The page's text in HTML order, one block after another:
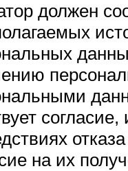
должен
на их